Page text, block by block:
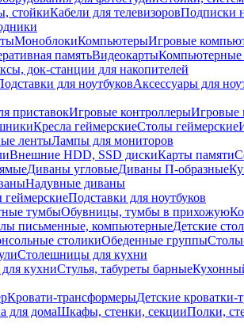
стойкиКабели для телевизоровПодписки
МоноблокиКомпьютерыИгровые
памятьВидеокартыКомпьютерные
док-станции для накопителей
для ноутбуковАксессуары для
приставокИгровые контроллерыИгровые
Кресла геймерскиеСтолы геймерские
лентыЛампы для мониторов
Внешние HDD, SSD дискиКарты памяти
Диваны угловыеДиваны П-образные
Надувные диваны
Подставки для ноутбуков
тумбыОбувницы, тумбы в прихожую
письменные, компьютерныеДетские
столикиОбеденные группы
Столешницы для кухни
кухниСтулья, табуреты барные
Кровати-трансформерыДетские кроватки-
для домаШкафы, стенки, секцииПолки,